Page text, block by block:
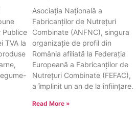
Publice
TVA la
Asociaţia Națională a
Fabricanților de Nutrețuri
Combinate (ANFNC), singura
organizație de profil din
România afiliată la Federația
Europeană a Fabricanților de
Nutrețuri Combinate (FEFAC),
a împlinit un an de la înființare.
Read More »